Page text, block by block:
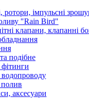
ротори, імпульсні
"Rain Bird"
клапани, клапанні
подібне
аксесуари